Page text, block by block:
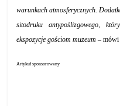
warunkach atmosferycznych.
sitodruku antypoślizgowego,
ekspozycje gościom muzeum– mówi
Artykuł sponsorowany